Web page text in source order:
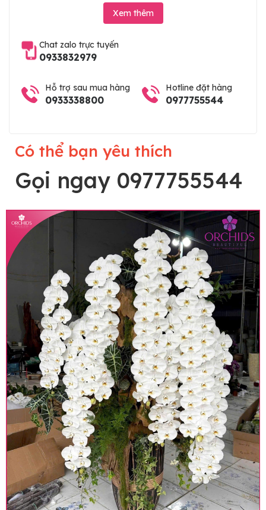
thọ, mừng cưới, tân gia và các ngày lễ tết trong
năm. Hoặc làm chậu hoa lan chia buồn, hoa lan
Lưu ý trước khi đặt hàng
• Về cây hoa: Một chậu hoa lan hồ điệp đẹp và
hoàn chỉnh sẽ được phối ghép từ nhiều cây hoa
và tạo dáng hoàn toàn thủ công nên có thể sẽ
khác nhau đôi chút giữa sản phẩm thực tế và
trên hình. Cây hoa lan còn phụ thuộc theo mùa
và điều kiện khách quan, tùy vào thời điểm hoa
nở nhiều, nở ít khi shop có sẵn nên sẽ thay đổi về
độ dầy hoa, thưa hoa và cách trang trí.
• Về kiểu dáng & phụ kiện: Beautiful Orchids cam
kết sản phẩm được thực hiện dựa trên mẫu đã
chọn với mức độ giống mẫu khoảng 80-90%, nếu
có thay đổi về màu sắc hoa và kiểu chậu cũng
như phụ kiện trang trí chúng tôi sẽ chủ động liên
lạc với khách hàng để thông báo và tư vấn loại
hoa và phụ kiện thay thế, vẫn giữ nguyên mức
giá không thay đổi. Trường hợp không đủ thời
Xem thêm
Chat zalo trực tuyến
0933832979
Hỗ trợ sau mua hàng
0933338800
Hotline đặt hàng
0977755544
Có thể bạn yêu thích
Gọi ngay 0977755544